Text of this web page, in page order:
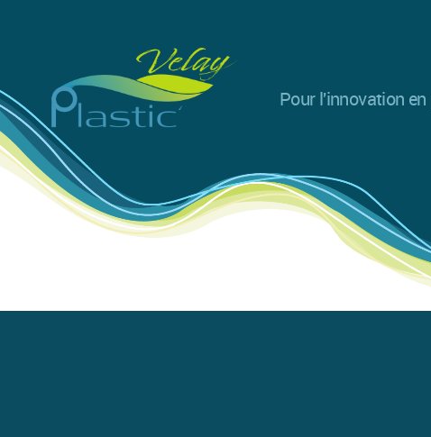
Plastic
Velay
Pour l'innovation